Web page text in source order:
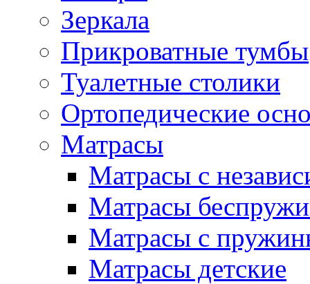
Зеркала
Прикроватные тумбы
Туалетные столики
Ортопедические
Матрасы
Матрасы с
Матрасы
Матрасы с
Матрасы детские